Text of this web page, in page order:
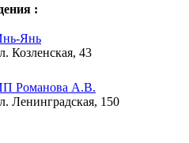
:
Янь
Козленская, 43
Романова А.В.
Ленинградская, 150